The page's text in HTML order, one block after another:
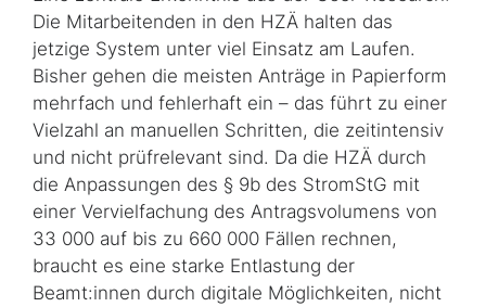
Die Mitarbeitenden in den HZÄ halten das
jetzige System unter viel Einsatz am Laufen.
Bisher gehen die meisten Anträge in Papierform
mehrfach und fehlerhaft ein – das führt zu einer
Vielzahl an manuellen Schrit­ten, die zeitintensiv
und nicht prüfrelevant sind. Da die HZÄ durch
die Anpassungen des § 9b des StromStG mit
einer Vervielfachung des Antragsvolumens von
33 000 auf bis zu 660 000 Fällen rechnen,
braucht es eine starke Entlastung der
Beamt:innen durch digitale Möglichkeiten, nicht